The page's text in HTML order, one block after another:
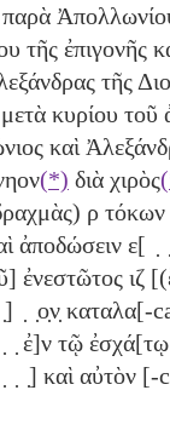
παρὰ
τῆς ἐπιγονῆς
τῆς
μετὰ κυρίου
καὶ
(*) διὰ χιρὸς
ρ τόκων
ιζ
καταλα[-
τῷ ἐσχά[τῳ
αὐτὸν